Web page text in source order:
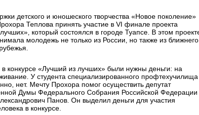
детского и юношеского творчества «Новое поколение»
Теплова принять участие в VI финале проекта
который состоялся в городе Туапсе. В этом
молодежь не только из России, но также из
в конкурсе «Лучший из лучших» были нужны деньги: на
У студента специализированного профтехучилища
нет. Мечту Прохора помог осуществить депутат
Думы Федерального Собрания Российской Федерации
Панов. Он выделил деньги для участия
в конкурсе.